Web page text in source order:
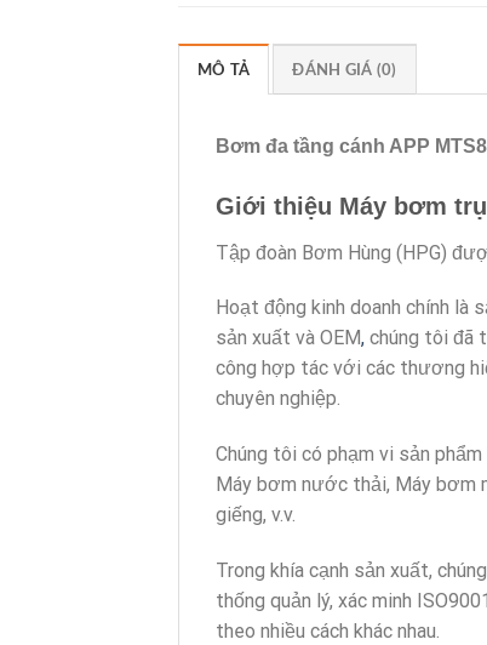
MÔ TẢ ĐÁNH GIÁ (0)
Bơm đa tầng cánh APP
Giới thiệu Máy bơm
Tập đoàn Bơm Hùng (HPG)
Hoạt động kinh doanh chính là
sản xuất và OEM, chúng tôi đã
công hợp tác với các thương
chuyên nghiệp.
Chúng tôi có phạm vi sản
Máy bơm nước thải, Máy bơm
giếng, v.v.
Trong khía cạnh sản xuất,
thống quản lý, xác minh ISO9001
theo nhiều cách khác nhau.